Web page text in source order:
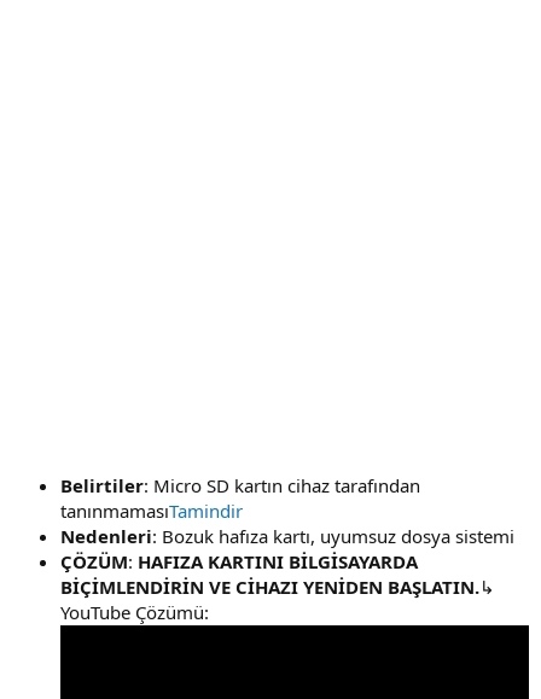
Belirtiler: Micro SD kartın cihaz tarafından
tanınmamasıTamindir
Nedenleri: Bozuk hafıza kartı, uyumsuz dosya sistemi
ÇÖZÜM: HAFIZA KARTINI BİLGİSAYARDA
BİÇİMLENDİRİN VE CİHAZI YENİDEN BAŞLATIN.↳
YouTube Çözümü: